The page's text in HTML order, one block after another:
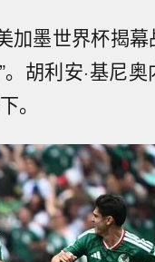
加墨世界杯揭
胡利安·基尼
。